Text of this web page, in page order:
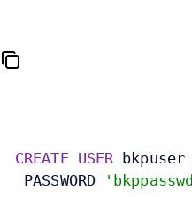
CREATE USER
PASSWORD